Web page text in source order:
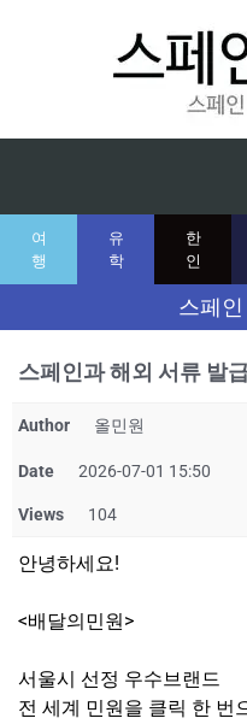
여
행
유
학
한
인
스페
스페인과 해외 서류 발
Author 올민원
Date 2026-07-01 15:50
Views 104
안녕하세요!
<배달의민원>
서울시 선정 우수브랜드
전 세계 민원을 클릭 한 번